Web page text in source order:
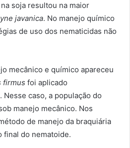
soja resultou na maior
javanica. No manejo químico
de uso dos nematicidas não
mecânico e químico apareceu
firmus foi aplicado
caso, a população do
manejo mecânico. Nos
de manejo da braquiária
final do nematoide.